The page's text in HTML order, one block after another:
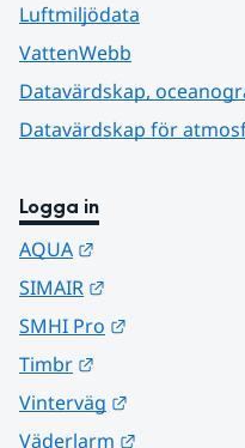
Luftmiljödata
VattenWebb
Datavärdskap,
Datavärdskap för
Logga in
AQUA
SIMAIR
SMHI Pro
Timbr
Vinterväg
Väderlarm